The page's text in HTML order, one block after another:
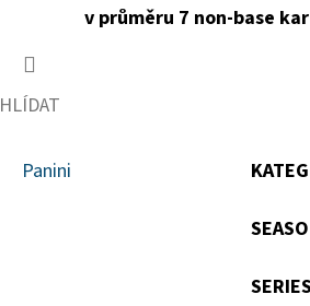
v průměru 7 non-base
HLÍDAT
Panini